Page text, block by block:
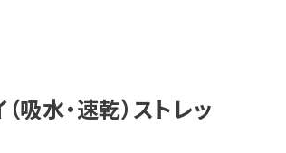
吸水・速乾）ストレッ